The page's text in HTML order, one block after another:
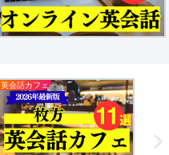
英会話カフェ